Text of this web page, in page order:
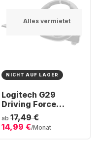
Alles vermietet
NICHT AUF LAGER
Logitech G29
Driving Force
Racing-Lenkrad
ab 17,49 €
14,99 €/Monat